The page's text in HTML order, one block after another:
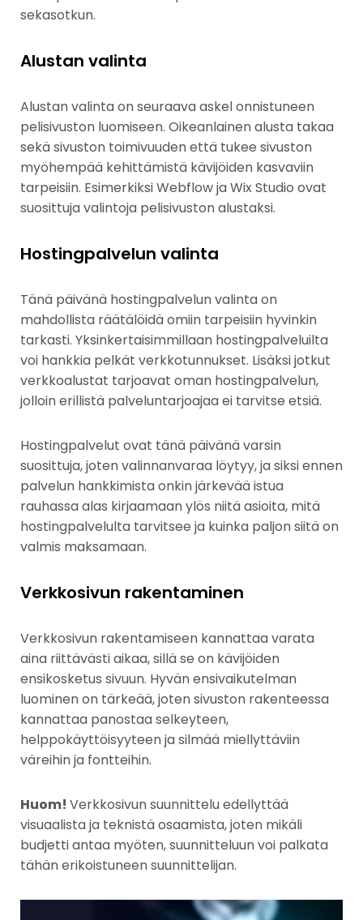
sekasotkun.
Alustan valinta
Alustan valinta on seuraava askel onnistuneen
pelisivuston luomiseen. Oikeanlainen alusta takaa
sekä sivuston toimivuuden että tukee sivuston
myöhempää kehittämistä kävijöiden kasvaviin
tarpeisiin. Esimerkiksi Webflow ja Wix Studio ovat
suosittuja valintoja pelisivuston alustaksi.
Hostingpalvelun valinta
Tänä päivänä hostingpalvelun valinta on
mahdollista räätälöidä omiin tarpeisiin hyvinkin
tarkasti. Yksinkertaisimmillaan hostingpalveluilta
voi hankkia pelkät verkkotunnukset. Lisäksi jotkut
verkkoalustat tarjoavat oman hostingpalvelun,
jolloin erillistä palveluntarjoajaa ei tarvitse etsiä.
Hostingpalvelut ovat tänä päivänä varsin
suosittuja, joten valinnanvaraa löytyy, ja siksi ennen
palvelun hankkimista onkin järkevää istua
rauhassa alas kirjaamaan ylös niitä asioita, mitä
hostingpalvelulta tarvitsee ja kuinka paljon siitä on
valmis maksamaan.
Verkkosivun rakentaminen
Verkkosivun rakentamiseen kannattaa varata
aina riittävästi aikaa, sillä se on kävijöiden
ensikosketus sivuun. Hyvän ensivaikutelman
luominen on tärkeää, joten sivuston rakenteessa
kannattaa panostaa selkeyteen,
helppokäyttöisyyteen ja silmää miellyttäviin
väreihin ja fontteihin.
Huom! Verkkosivun suunnittelu edellyttää
visuaalista ja teknistä osaamista, joten mikäli
budjetti antaa myöten, suunnitteluun voi palkata
tähän erikoistuneen suunnittelijan.